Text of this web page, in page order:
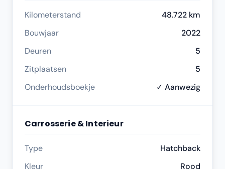
Kilometerstand
48.722 km
Bouwjaar
2022
Deuren
5
Zitplaatsen
5
Onderhoudsboekje
✓ Aanwezig
Carrosserie & Interieur
Type
Hatchback
Kleur
Rood